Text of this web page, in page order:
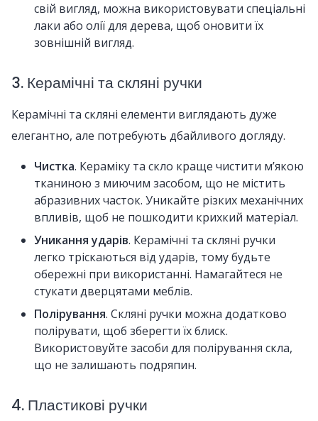
свій вигляд, можна використовувати спеціальні
лаки або олії для дерева, щоб оновити їх
зовнішній вигляд.
3. Керамічні та скляні ручки
Керамічні та скляні елементи виглядають дуже
елегантно, але потребують дбайливого догляду.
Чистка. Кераміку та скло краще чистити м’якою
тканиною з миючим засобом, що не містить
абразивних часток. Уникайте різких механічних
впливів, щоб не пошкодити крихкий матеріал.
Уникання ударів. Керамічні та скляні ручки
легко тріскаються від ударів, тому будьте
обережні при використанні. Намагайтеся не
стукати дверцятами меблів.
Полірування. Скляні ручки можна додатково
полірувати, щоб зберегти їх блиск.
Використовуйте засоби для полірування скла,
що не залишають подряпин.
4. Пластикові ручки